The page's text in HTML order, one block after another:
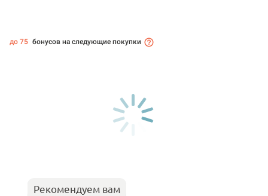
до 75 бонусов на следующие покупки
Рекомендуем вам